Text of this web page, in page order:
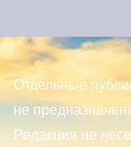
Отдельные
не
Редакция не